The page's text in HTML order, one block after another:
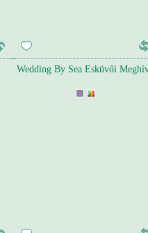
Wedding By Sea Esküvői